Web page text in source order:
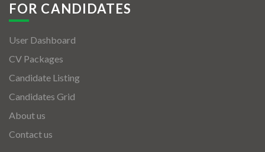
FOR CANDIDATES
User Dashboard
CV Packages
Candidate Listing
Candidates Grid
About us
Contact us